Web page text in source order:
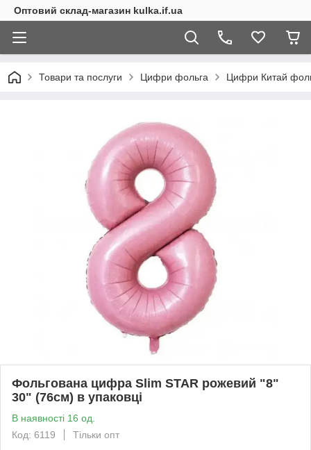
Оптовий склад-магазин kulka.if.ua
Товари та послуги Цифри фольга Цифри Китай
Фольгована цифра Slim STAR рожевий "8"
30" (76см) в упаковці
В наявності 16 од.
Код: 6119
Тільки опт